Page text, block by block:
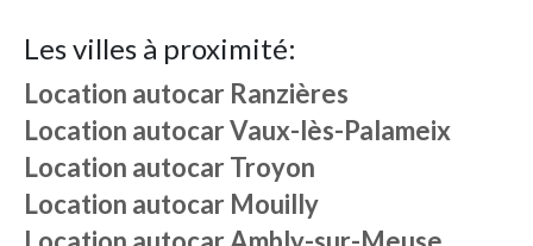
Les villes à proximité:
Location autocar Ranzières
Location autocarVaux-lès-Palameix
Location autocarTroyon
Location autocar Mouilly